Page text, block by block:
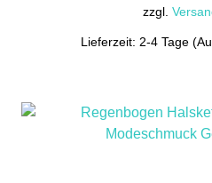
zzgl.
Lieferzeit: 2-4 Tage